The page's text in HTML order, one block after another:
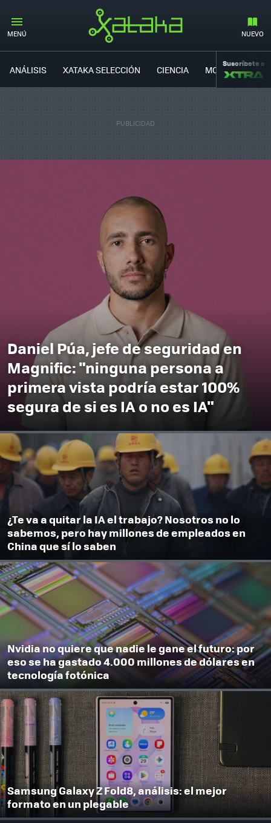
MENÚ NUEVO
ANÁLISIS XATAKA SELECCIÓN CIENCIA MOVILIDAD
Suscríbete a
Daniel Púa, jefe de seguridad en
Magnific: "ninguna persona a
primera vista podría estar 100%
segura de si es IA o no es IA"
¿Te va a quitar la IA el trabajo? Nosotros no lo
sabemos, pero hay millones de empleados en
China que sí lo saben
Nvidia no quiere que nadie le gane el futuro: por
eso se ha gastado 4.000 millones de dólares en
tecnología fotónica
Samsung Galaxy Z Fold8, análisis: el mejor
formato en un plegable